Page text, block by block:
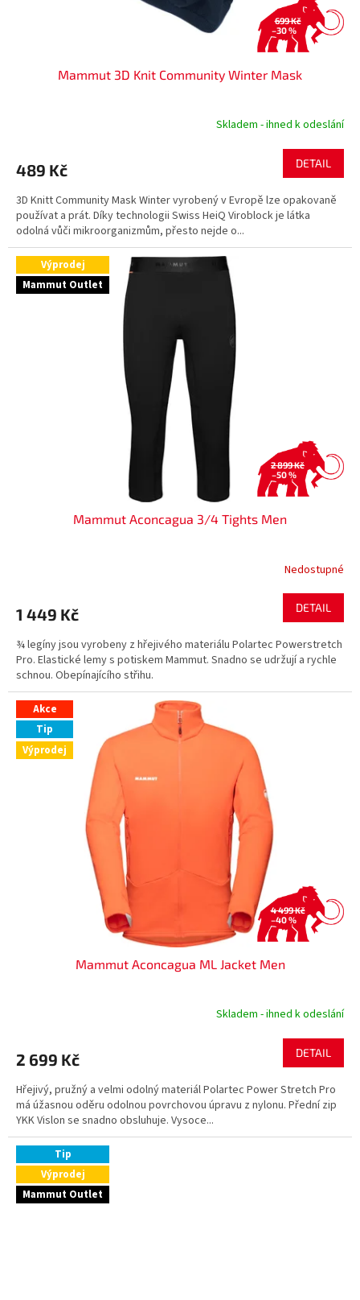
699 Kč
–30 %
Mammut 3D Knit Community Winter Mask
Skladem - ihned k odeslání
489 Kč DETAIL
3D Knitt Community Mask Winter vyrobený v Evropě lze opakovaně
používat a prát. Díky technologii Swiss HeiQ Viroblock je látka
odolná vůči mikroorganizmům, přesto nejde o...
Výprodej
Mammut Outlet
2 899 Kč
–50 %
Mammut Aconcagua 3/4 Tights Men
Nedostupné
1 449 Kč DETAIL
¾ legíny jsou vyrobeny z hřejivého materiálu Polartec Powerstretch
Pro. Elastické lemy s potiskem Mammut. Snadno se udržují a rychle
schnou. Obepínajícího střihu.
Akce
Tip
Výprodej
4 499 Kč
–40 %
Mammut Aconcagua ML Jacket Men
Skladem - ihned k odeslání
2 699 Kč DETAIL
Hřejivý, pružný a velmi odolný materiál Polartec Power Stretch Pro
má úžasnou oděru odolnou povrchovou úpravu z nylonu. Přední zip
YKK Vislon se snadno obsluhuje. Vysoce...
Tip
Výprodej
Mammut Outlet